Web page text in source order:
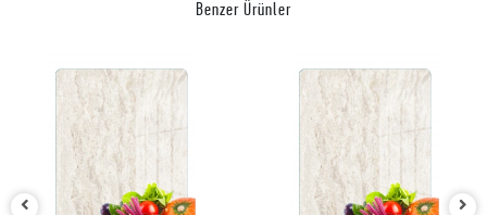
Benzer Ürünler